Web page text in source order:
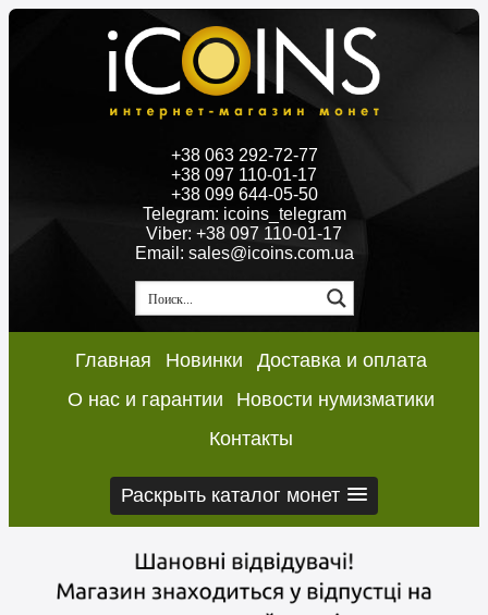
+38 063 292-72-77
+38 097 110-01-17
+38 099 644-05-50
Telegram: icoins_telegram
Viber: +38 097 110-01-17
Email: sales@icoins.com.ua
Главная Новинки
Доставка и оплата
О нас и гарантии
Новости нумизматики
Контакты
Раскрыть каталог монет